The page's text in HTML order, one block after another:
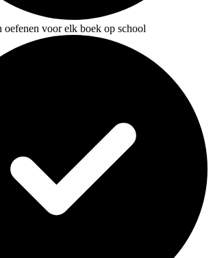
oefenen voor elk boek op school